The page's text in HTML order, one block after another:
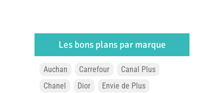
Les bons plans par marque
Auchan Carrefour
Canal Plus
Chanel
Dior
Envie de Plus